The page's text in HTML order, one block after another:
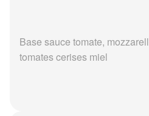
Base sauce tomate,
tomates cerises miel